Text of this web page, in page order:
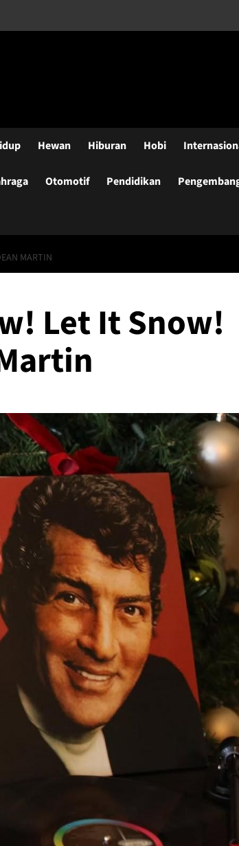
Hewan Hiburan Hobi
Otomotif Pendidikan
MARTIN
Let It Snow!